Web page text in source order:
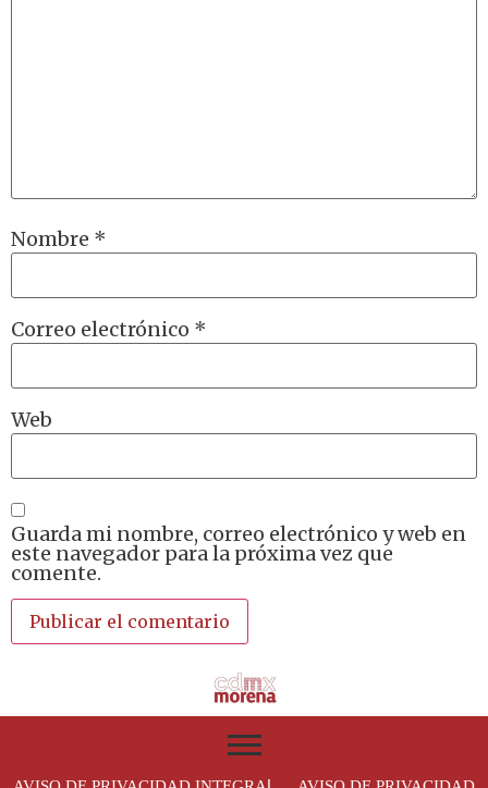
Nombre *
Correo electrónico *
Web
Guarda mi nombre, correo electrónico y web en
este navegador para la próxima vez que
comente.